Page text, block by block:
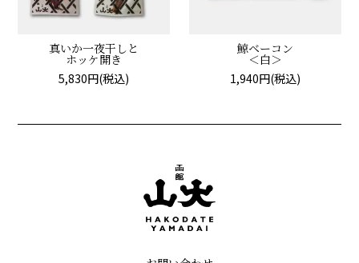
真いか一夜干しと
ホッケ開き
5,830円(税込)
鯨ベーコン
＜白＞
1,940円(税込)